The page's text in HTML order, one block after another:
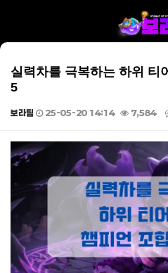
실력차를 극복하는 하위 티
5
보라팀 25-05-20 14:14 7,584
본문